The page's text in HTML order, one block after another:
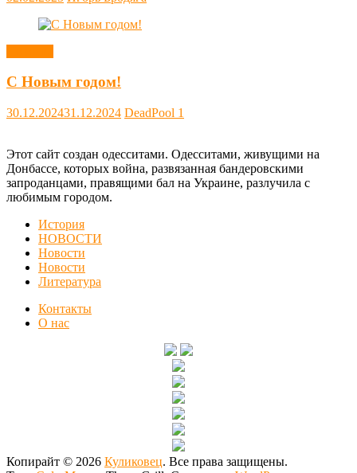
С Новым годом!
30.12.202431.12.2024 DeadPool 1
Этот сайт создан одесситами. Одесситами, живущими на
Донбассе, которых война, развязанная бандеровскими
запроданцами, правящими бал на Украине, разлучила с
любимым городом.
История
НОВОСТИ
Новости
Новости
Литература
Контакты
О нас
Копирайт © 2026 Куликовец. Все права защищены.